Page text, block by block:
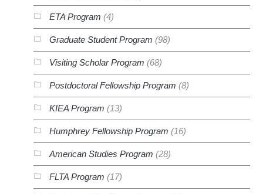
ETA Program (4)
Graduate Student Program (98)
Visiting Scholar Program (68)
Postdoctoral Fellowship Program (8)
KIEA Program (13)
Humphrey Fellowship Program (16)
American Studies Program (28)
FLTA Program (17)